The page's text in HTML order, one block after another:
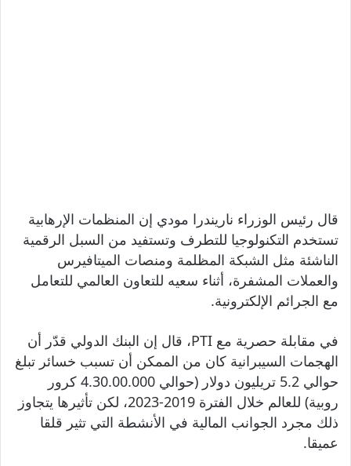
قال رئيس الوزراء ناريندرا مودي إن المنظمات الإرهابية
تستخدم التكنولوجيا للتطرف وتستفيد من السبل الرقمية
الناشئة مثل الشبكة المظلمة ومنصات الميتافيرس
والعملات المشفرة، أثناء سعيه للتعاون العالمي للتعامل
مع الجرائم الإلكترونية.
في مقابلة حصرية مع PTI، قال إن البنك الدولي قدّر أن
الهجمات السيبرانية كان من الممكن أن تسبب خسائر تبلغ
حوالي 5.2 تريليون دولار (حوالي 4.30.00.000 كرور
روبية) للعالم خلال الفترة 2019-2023، لكن تأثيرها يتجاوز
ذلك مجرد الجوانب المالية في الأنشطة التي تثير قلقا
عميقا.